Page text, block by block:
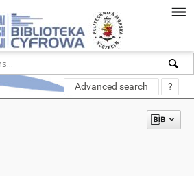
Advanced search ?